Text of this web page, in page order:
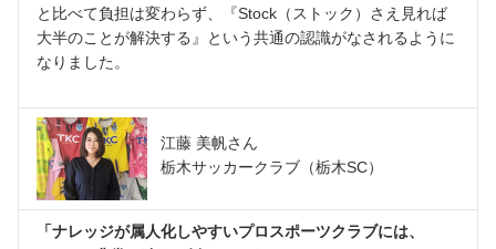
と比べて負担は変わらず、『Stock（ストック）さえ見れば
大半のことが解決する』という共通の認識がなされるように
なりました。
江藤 美帆さん
栃木サッカークラブ（栃木SC）
「ナレッジが属人化しやすいプロスポーツクラブには、